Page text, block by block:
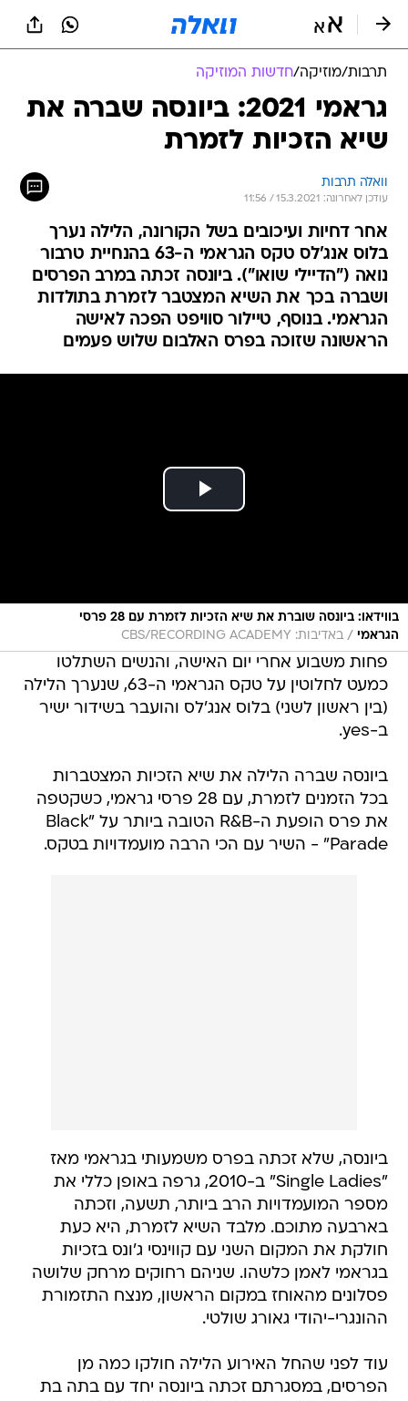
תרבות/מוזיקה/חדשות המוזיקה
גראמי 2021: ביונסה שברה את
שיא הזכיות לזמרת
וואלה תרבות
עודכן לאחרונה: 15.3.2021 / 11:56
אחר דחיות ועיכובים בשל הקורונה, הלילה נערך
בלוס אנג'לס טקס הגראמי ה-63 בהנחיית טרבור
נואה ("הדיילי שואו"). ביונסה זכתה במרב הפרסים
ושברה בכך את השיא המצטבר לזמרת בתולדות
הגראמי. בנוסף, טיילור סוויפט הפכה לאישה
הראשונה שזוכה בפרס האלבום שלוש פעמים
בווידאו: ביונסה שוברת את שיא הזכיות לזמרת עם 28 פרסי
הגראמי / באדיבות: CBS/RECORDING ACADEMY
פחות משבוע אחרי יום האישה, והנשים השתלטו
כמעט לחלוטין על טקס הגראמי ה-63, שנערך הלילה
(בין ראשון לשני) בלוס אנג'לס והועבר בשידור ישיר
ב-yes.
ביונסה שברה הלילה את שיא הזכיות המצטברות
בכל הזמנים לזמרת, עם 28 פרסי גראמי, כשקטפה
את פרס הופעת ה-R&B הטובה ביותר על "Black
Parade" - השיר עם הכי הרבה מועמדויות בטקס.
ביונסה, שלא זכתה בפרס משמעותי בגראמי מאז
"Single Ladies" ב-2010, גרפה באופן כללי את
מספר המועמדויות הרב ביותר, תשעה, וזכתה
בארבעה מתוכם. מלבד השיא לזמרת, היא כעת
חולקת את המקום השני עם קווינסי ג'ונס בזכיות
בגראמי לאמן כלשהו. שניהם רחוקים מרחק שלושה
פסלונים מהאוחז במקום הראשון, מנצח התזמורת
ההונגרי-יהודי גאורג שולטי.
עוד לפני שהחל האירוע הלילה חולקו כמה מן
הפרסים, במסגרתם זכתה ביונסה יחד עם בתה בת